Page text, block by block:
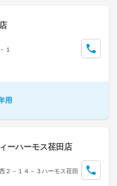
１
用
ーハーモス荏田店
２－１４－３ハーモス荏田